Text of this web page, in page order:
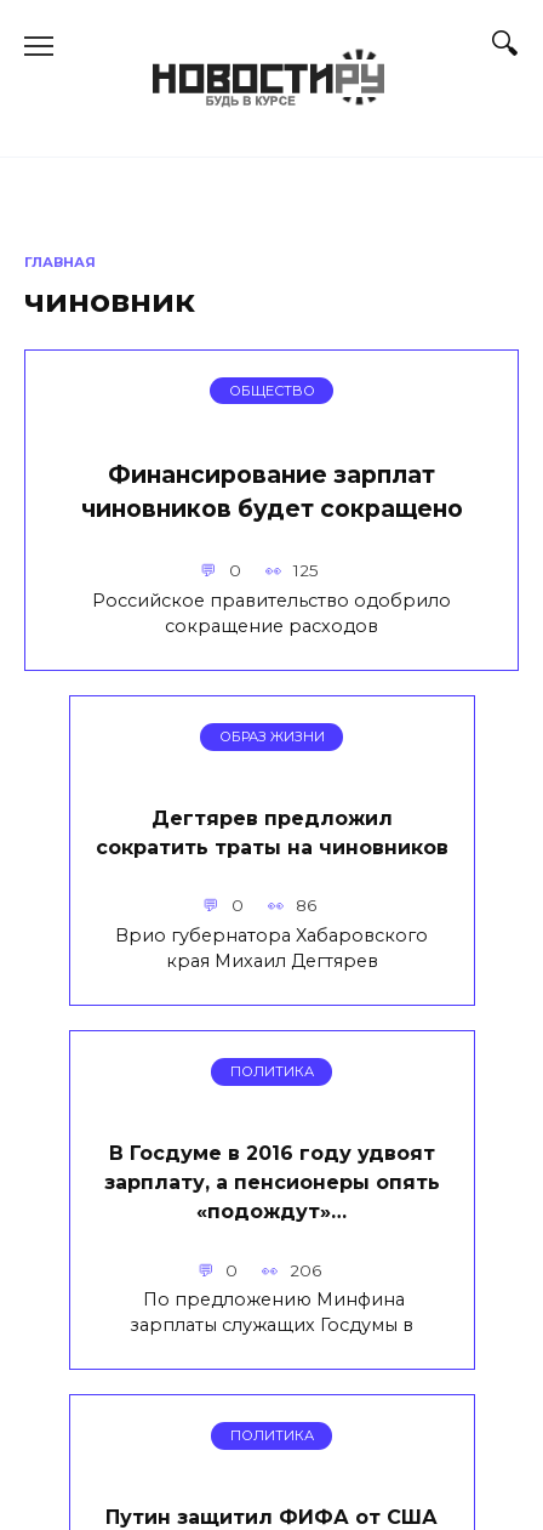
ГЛАВНАЯ
чиновник
ОБЩЕСТВО
Финансирование зарплат
чиновников будет сокращено
0 125
Российское правительство одобрило
сокращение расходов
ОБРАЗ ЖИЗНИ
Дегтярев предложил
сократить траты на чиновников
0 86
Врио губернатора Хабаровского
края Михаил Дегтярев
ПОЛИТИКА
В Госдуме в 2016 году удвоят
зарплату, а пенсионеры опять
«подождут»…
0 206
По предложению Минфина
зарплаты служащих Госдумы в
ПОЛИТИКА
Путин защитил ФИФА от США